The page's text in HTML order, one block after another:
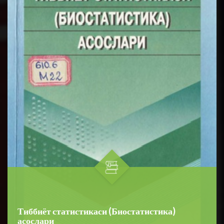
Тиббиёт статистикаси (Биостатистика)
асослари